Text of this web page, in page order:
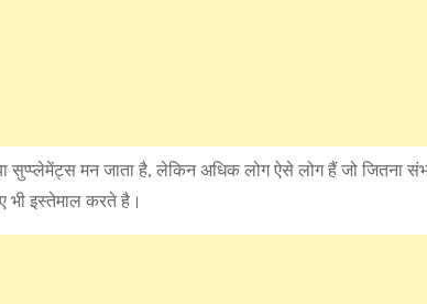
सुप्प्लेमेंट्स मन जाता है, लेकिन अधिक लोग ऐसे लोग हैं जो जितना
भी इस्तेमाल करते है।